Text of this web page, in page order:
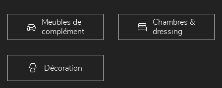
Meubles de
complément
Chambres &
dressing
Décoration